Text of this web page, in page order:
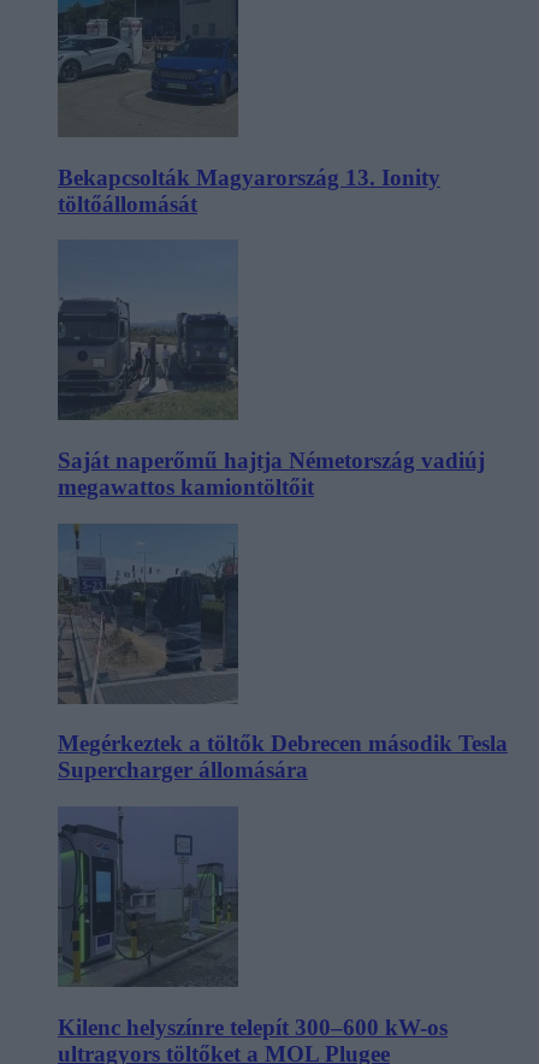
Bekapcsolták Magyarország 13. Ionity
töltőállomását
Saját naperőmű hajtja Németország vadiúj
megawattos kamiontöltőit
Megérkeztek a töltők Debrecen második Tesla
Supercharger állomására
Kilenc helyszínre telepít 300–600 kW-os
ultragyors töltőket a MOL Plugee